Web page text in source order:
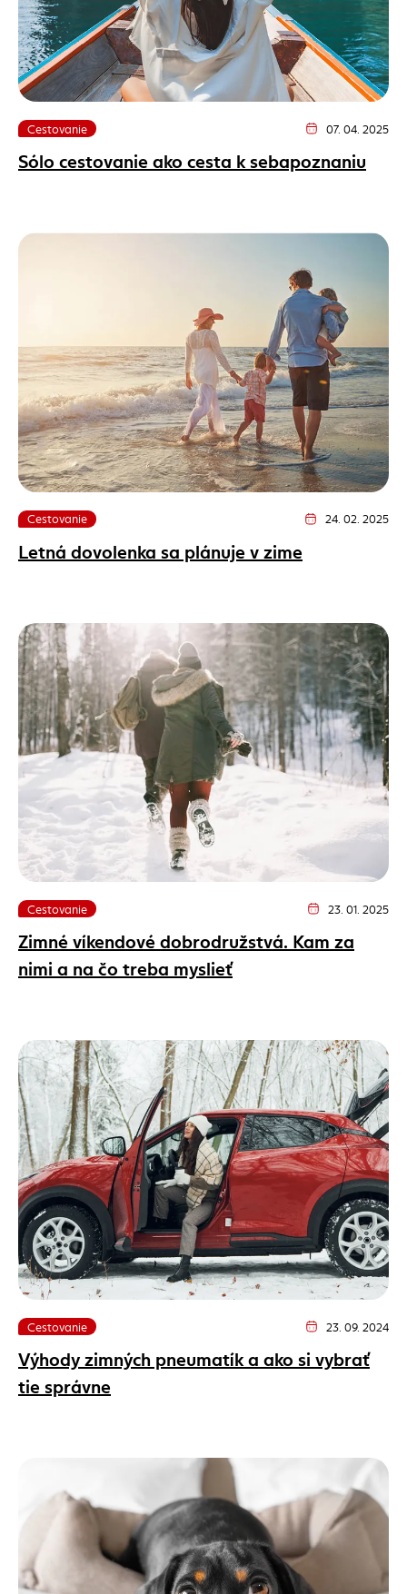
Cestovanie Dátum vydania
07. 04. 2025
Sólo cestovanie ako cesta k sebapoznaniu
Cestovanie Dátum vydania
24. 02. 2025
Letná dovolenka sa plánuje v zime
Cestovanie Dátum vydania
23. 01. 2025
Zimné víkendové dobrodružstvá. Kam za
nimi a na čo treba myslieť
Cestovanie Dátum vydania
23. 09. 2024
Výhody zimných pneumatík a ako si vybrať
tie správne